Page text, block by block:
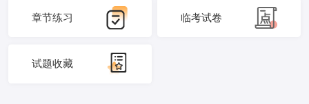
章节练习 临考试卷
试题收藏